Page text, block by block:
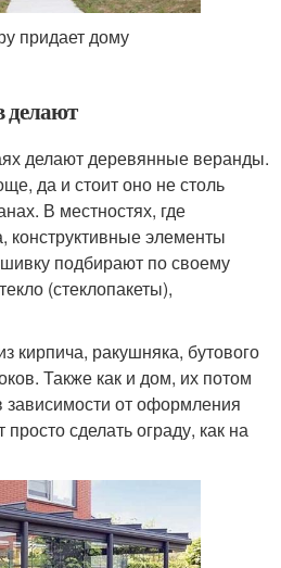
придает дому
делают
делают деревянные веранды.
да и стоит оно не столь
В местностях, где
конструктивные элементы
подбирают по своему
(стеклопакеты),
кирпича, ракушняка, бутового
Также как и дом, их потом
от оформления
сделать ограду, как на